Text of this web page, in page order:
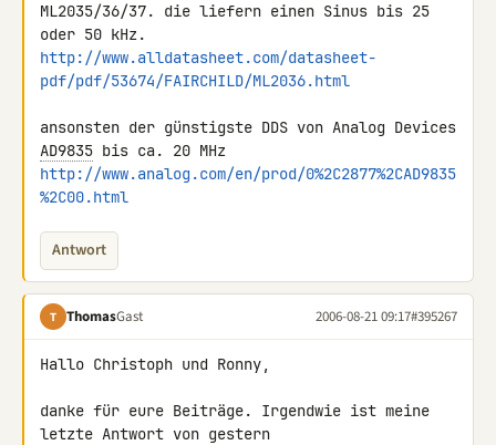
ML2035/36/37. die liefern einen Sinus bis 25
http://www.alldatasheet.com/datasheet-
pdf/pdf/53674/FAIRCHILD/ML2036.html
AD9835
http://www.analog.com/en/prod/0%2C2877%2CAD9835
%2C00.html
Antwort
T ThomasGast 2006-08-21 09:17#395267
Hallo Christoph und Ronny,
danke für eure Beiträge. Irgendwie ist meine
letzte Antwort von gestern